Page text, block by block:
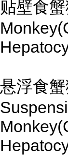
贴壁食
悬浮食